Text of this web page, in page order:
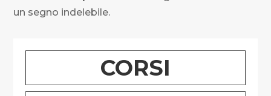
un segno indelebile.
CORSI